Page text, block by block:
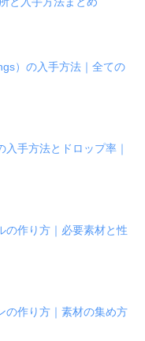
）の入手方法｜全ての
入手方法とドロップ率｜
の作り方｜必要素材と性
の作り方｜素材の集め方